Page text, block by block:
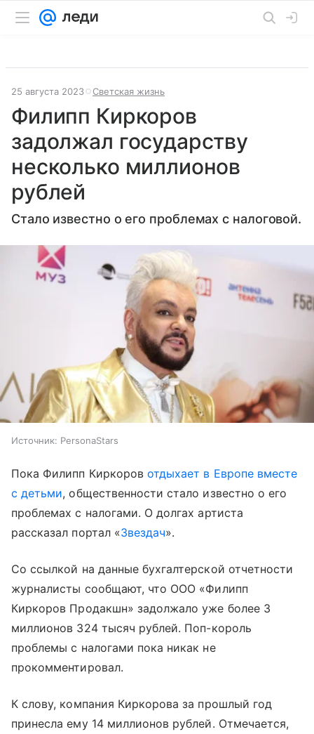
25 августа 2023 Светская жизнь
Филипп Киркоров
задолжал государству
несколько миллионов
рублей
Стало известно о его проблемах с налоговой.
Источник: PersonaStars
Пока Филипп Киркоровотдыхает в Европе вместе
с детьми, общественности стало известно о его
проблемах с налогами. О долгах артиста
рассказал портал «Звездач».
Со ссылкой на данные бухгалтерской отчетности
журналисты сообщают, что ООО «Филипп
Киркоров Продакшн» задолжало уже более 3
миллионов 324 тысяч рублей. Поп-король
проблемы с налогами пока никак не
прокомментировал.
К слову, компания Киркорова за прошлый год
принесла ему 14 миллионов рублей. Отмечается,